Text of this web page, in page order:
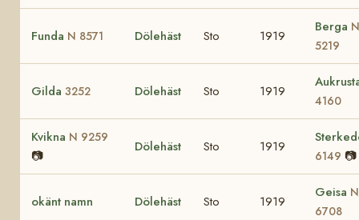
Funda N 8571 Dölehäst Sto 1919
Berga N
5219
Gilda 3252 Dölehäst Sto 1919
4160
Kvikna N 9259
📷
Dölehäst Sto 1919
6149 📷
okänt namn Dölehäst Sto 1919
Geisa N
6708